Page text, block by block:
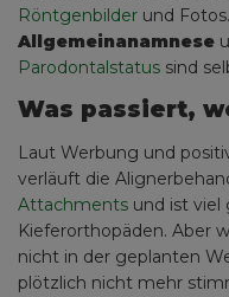
Röntgenbilder und
Allgemeinanamnese
Parodontalstatus sind
Was passiert,
Laut Werbung und
verläuft die
Attachments und ist viel
Kieferorthopäden. Aber
nicht in der geplanten
plötzlich nicht mehr